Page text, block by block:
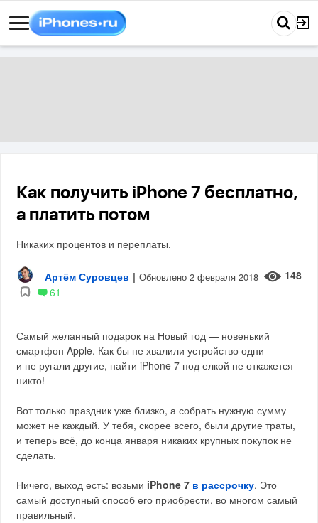
Как получить iPhone 7 бесплатно,
а платить потом
Никаких процентов и переплаты.
Артём Суровцев | Обновлено 2 февраля 2018
148
61
Самый желанный подарок на Новый год — новенький
смартфон Apple. Как бы не хвалили устройство одни
и не ругали другие, найти iPhone 7 под елкой не откажется
никто!
Вот только праздник уже близко, а собрать нужную сумму
может не каждый. У тебя, скорее всего, были другие траты,
и теперь всё, до конца января никаких крупных покупок не
сделать.
Ничего, выход есть: возьми iPhone 7 в рассрочку. Это
самый доступный способ его приобрести, во многом самый
правильный.